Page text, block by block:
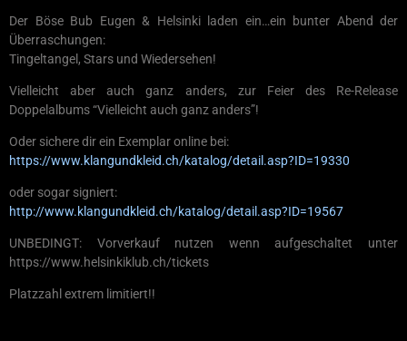
Der Böse Bub Eugen & Helsinki laden ein…ein bunter Abend der
Überraschungen:
Tingeltangel, Stars und Wiedersehen!
Vielleicht aber auch ganz anders, zur Feier des Re-Release
Doppelalbums “Vielleicht auch ganz anders”!
Oder sichere dir ein Exemplar online bei:
https://www.klangundkleid.ch/katalog/detail.asp?ID=19330
oder sogar signiert:
http://www.klangundkleid.ch/katalog/detail.asp?ID=19567
UNBEDINGT: Vorverkauf nutzen wenn aufgeschaltet unter
https://www.helsinkiklub.ch/tickets
Platzzahl extrem limitiert!!